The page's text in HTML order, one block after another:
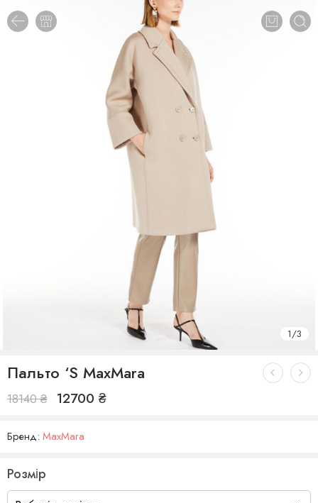
1/3
Пальто ‘S MaxMara
18140₴ 12700 ₴
Бренд: MaxMara
Розмір